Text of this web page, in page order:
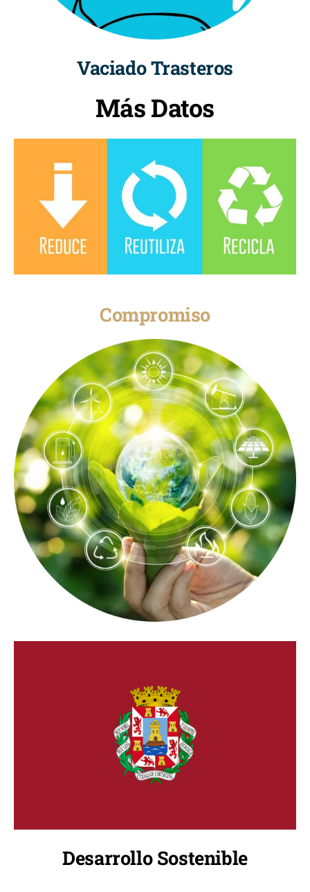
Vaciado Trasteros
Más Datos
Compromiso
Desarrollo Sostenible